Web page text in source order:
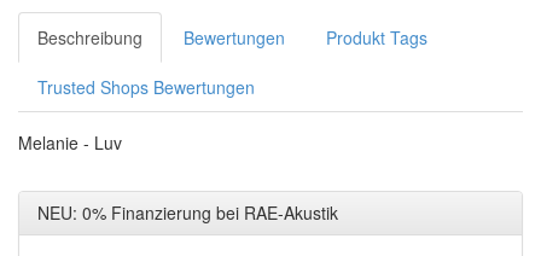
Beschreibung Bewertungen Produkt Tags
Trusted Shops Bewertungen
Melanie - Luv
NEU: 0% Finanzierung bei RAE-Akustik